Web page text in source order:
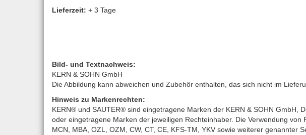
Lieferzeit: + 3 Tage
Bild- und Textnachweis:
KERN & SOHN GmbH
Die Abbildung kann abweichen und Zubehör enthalten, das sich nicht im
Hinweis zu Markenrechten:
KERN® und SAUTER® sind eingetragene Marken der KERN & SOHN
oder eingetragene Marken der jeweiligen Rechteinhaber. Die Verwendung von
MCN, MBA, OZL, OZM, CW, CT, CE, KFS-TM, YKV sowie weiterer